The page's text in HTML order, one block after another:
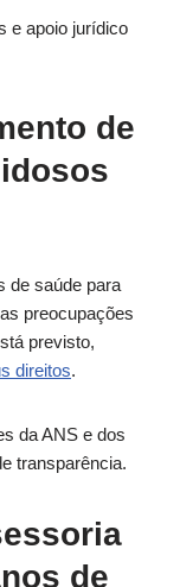
e apoio jurídico
de
de saúde para
preocupações
previsto,
direitos.
da ANS e dos
transparência.
de